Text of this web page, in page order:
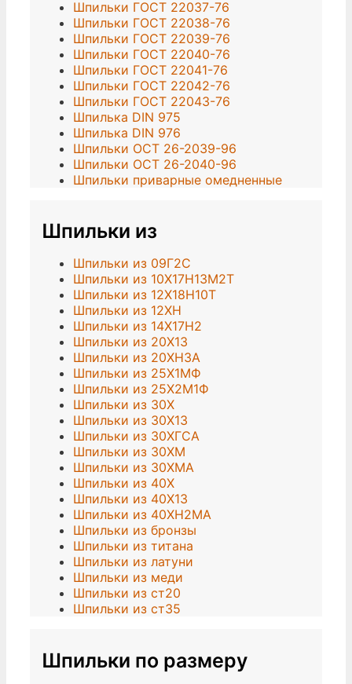
Шпильки ГОСТ 22037-76
Шпильки ГОСТ 22038-76
Шпильки ГОСТ 22039-76
Шпильки ГОСТ 22040-76
Шпильки ГОСТ 22041-76
Шпильки ГОСТ 22042-76
Шпильки ГОСТ 22043-76
Шпилька DIN 975
Шпилька DIN 976
Шпильки ОСТ 26-2039-96
Шпильки ОСТ 26-2040-96
Шпильки приварные омедненные
Шпильки из
Шпильки из 09Г2С
Шпильки из 10Х17Н13М2Т
Шпильки из 12Х18Н10Т
Шпильки из 12ХН
Шпильки из 14Х17Н2
Шпильки из 20Х13
Шпильки из 20ХН3А
Шпильки из 25Х1МФ
Шпильки из 25Х2М1Ф
Шпильки из 30Х
Шпильки из 30Х13
Шпильки из 30ХГСА
Шпильки из 30ХМ
Шпильки из 30ХМА
Шпильки из 40Х
Шпильки из 40Х13
Шпильки из 40ХН2МА
Шпильки из бронзы
Шпильки из титана
Шпильки из латуни
Шпильки из меди
Шпильки из ст20
Шпильки из ст35
Шпильки по размеру